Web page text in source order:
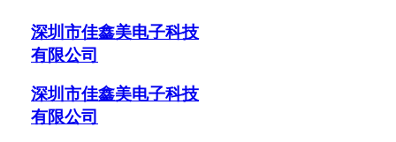
深圳市佳鑫美电子科技
有限公司
深圳市佳鑫美电子科技
有限公司